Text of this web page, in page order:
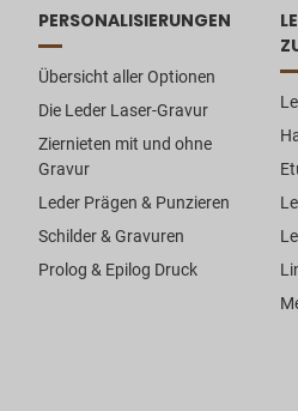
PERSONALISIERUNGEN
Übersicht aller Optionen
Die Leder Laser-Gravur
Ziernieten mit und ohne
Gravur
Leder Prägen & Punzieren
Schilder & Gravuren
Prolog & Epilog Druck